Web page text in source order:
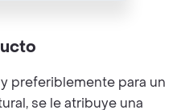
preferiblemente para un
se le atribuye una